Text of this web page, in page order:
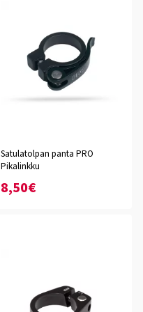
Satulatolpan panta PRO
Pikalinkku
8,50€